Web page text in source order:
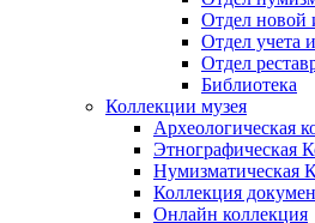
Отдел новой
Отдел учета
Отдел
Библиотека
Коллекции музея
Археологическая
Этнографическая
Нумизматическая
Коллекция
Онлайн коллекция